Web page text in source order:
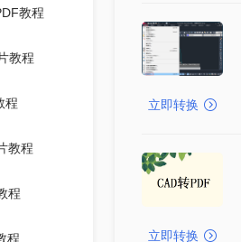
教程
教程
程
教程
程
程
立即转换
立即转换